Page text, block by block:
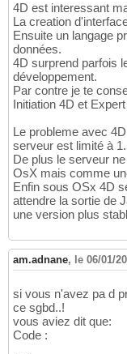
4D est interessant
La creation
Ensuite un langage
données.
4D surprend parfois
développement.
Par contre je te
Initiation 4D et
Le probleme avec
serveur est limité à 1.
De plus le serveur
OsX mais comme
Enfin sous OSx 4D
attendre la sortie de
une version plus
am.adnane, le 06/01/
si vous n'avez pa d
ce sgbd..!
vous aviez dit que:
Code :